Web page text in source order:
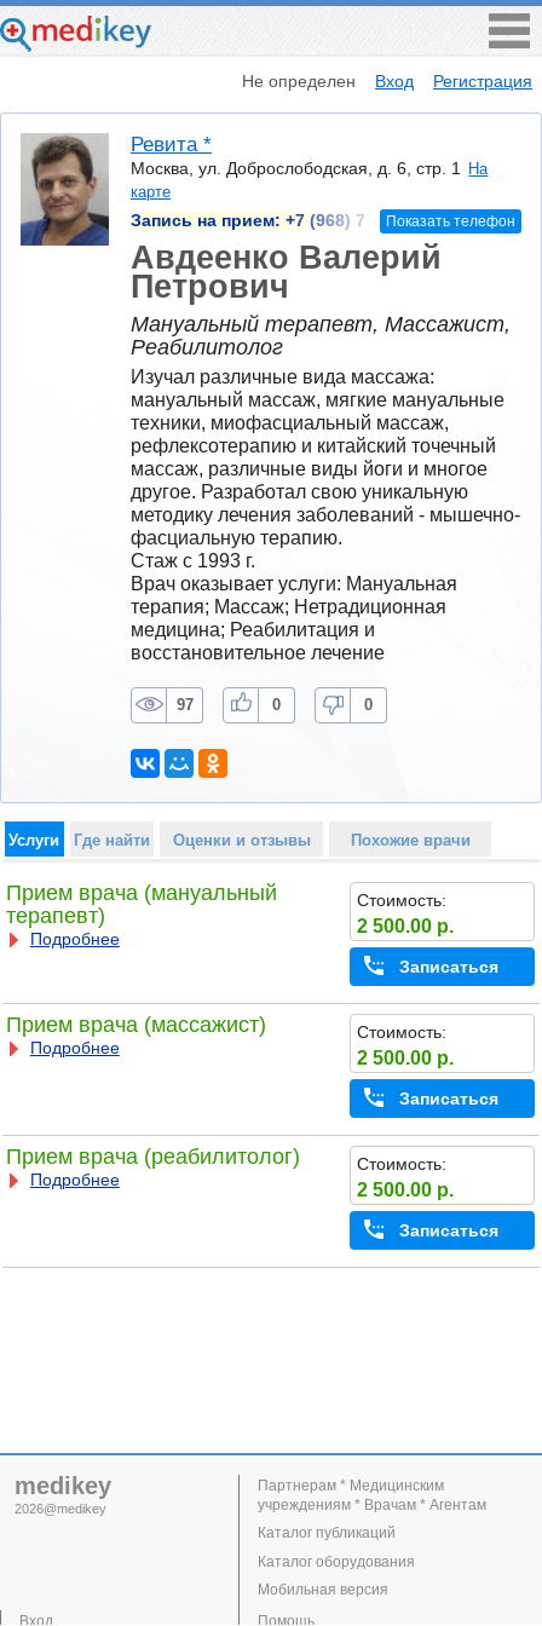
Не определен Вход Регистрация
Ревита *
Москва, ул. Доброслободская, д. 6, стр. 1
На
карте
Запись на прием: +7 (968) 7 Показать телефон
Авдеенко Валерий
Петрович
Мануальный терапевт, Массажист,
Реабилитолог
Изучал различные вида массажа:
мануальный массаж, мягкие мануальные
техники, миофасциальный массаж,
рефлексотерапию и китайский точечный
массаж, различные виды йоги и многое
другое. Разработал свою уникальную
методику лечения заболеваний - мышечно-
фасциальную терапию.
Стаж с 1993 г.
Врач оказывает услуги: Мануальная
терапия; Массаж; Нетрадиционная
медицина; Реабилитация и
восстановительное лечение
97 0 0
Услуги Где найти Оценки и отзывы Похожие врачи
Прием врача (мануальный
терапевт)
Подробнее
Стоимость:
2 500.00 р.
Записаться
Прием врача (массажист)
Подробнее
Стоимость:
2 500.00 р.
Записаться
Прием врача (реабилитолог)
Подробнее
Стоимость:
2 500.00 р.
Записаться
medikey
2026@medikey
Вход
Партнерам * Медицинским
учреждениям * Врачам * Агентам
Каталог публикаций
Каталог оборудования
Мобильная версия
Помощь